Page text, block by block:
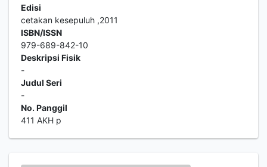
Edisi
cetakan kesepuluh ,2011
ISBN/ISSN
979-689-842-10
Deskripsi Fisik
-
Judul Seri
-
No. Panggil
411 AKH p